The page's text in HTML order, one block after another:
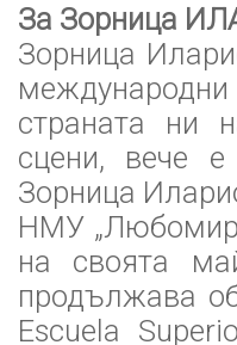
За Зорница
Зорница
страната ни
сцени, вече
Зорница
НМУ „Любомир
на своята
продължава
Еscuela